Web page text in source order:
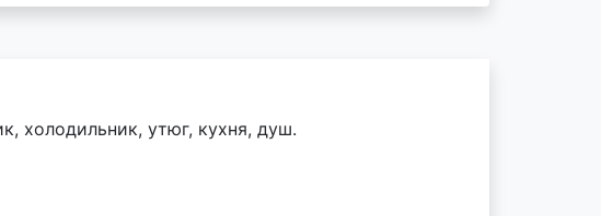
холодильник, утюг, кухня, душ.